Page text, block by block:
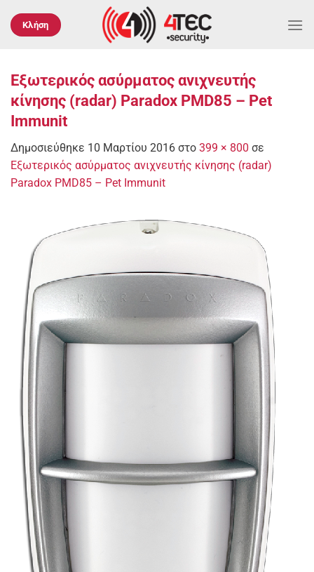
στο
Κλήση
Εξωτερικός ασύρματος ανιχνευτής
κίνησης (radar) Paradox PMD85 – Pet
Immunit
Δημοσιεύθηκε 10 Μαρτίου 2016 στο 399 × 800 σε
Εξωτερικός ασύρματος ανιχνευτής κίνησης (radar)
Paradox PMD85 – Pet Immunit